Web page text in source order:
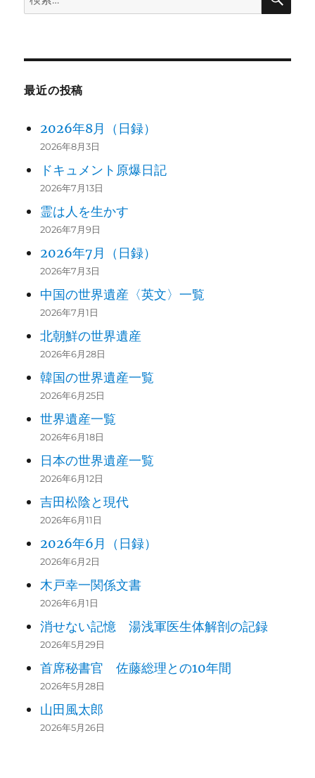
索:
最近の投稿
2026年8月（日録）
2026年8月3日
ドキュメント原爆日記
2026年7月13日
霊は人を生かす
2026年7月9日
2026年7月（日録）
2026年7月3日
中国の世界遺産〈英文〉一覧
2026年7月1日
北朝鮮の世界遺産
2026年6月28日
韓国の世界遺産一覧
2026年6月25日
世界遺産一覧
2026年6月18日
日本の世界遺産一覧
2026年6月12日
吉田松陰と現代
2026年6月11日
2026年6月（日録）
2026年6月2日
木戸幸一関係文書
2026年6月1日
消せない記憶 湯浅軍医生体解剖の記録
2026年5月29日
首席秘書官 佐藤総理との10年間
2026年5月28日
山田風太郎
2026年5月26日